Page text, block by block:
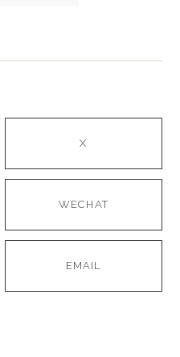
X
WECHAT
EMAIL